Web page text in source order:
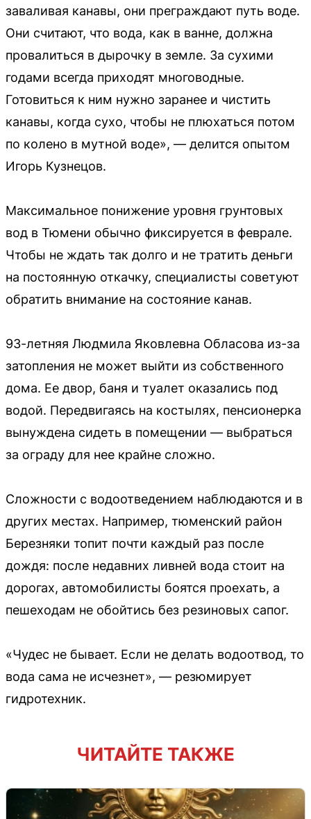
заваливая канавы, они преграждают путь воде.
Они считают, что вода, как в ванне, должна
провалиться в дырочку в земле. За сухими
годами всегда приходят многоводные.
Готовиться к ним нужно заранее и чистить
канавы, когда сухо, чтобы не плюхаться потом
по колено в мутной воде», — делится опытом
Игорь Кузнецов.
Максимальное понижение уровня грунтовых
вод в Тюмени обычно фиксируется в феврале.
Чтобы не ждать так долго и не тратить деньги
на постоянную откачку, специалисты советуют
обратить внимание на состояние канав.
93-летняя Людмила Яковлевна Обласова из-за
затопления не может выйти из собственного
дома. Ее двор, баня и туалет оказались под
водой. Передвигаясь на костылях, пенсионерка
вынуждена сидеть в помещении — выбраться
за ограду для нее крайне сложно.
Сложности с водоотведением наблюдаются и в
других местах. Например, тюменский район
Березняки топит почти каждый раз после
дождя: после недавних ливней вода стоит на
дорогах, автомобилисты боятся проехать, а
пешеходам не обойтись без резиновых сапог.
«Чудес не бывает. Если не делать водоотвод, то
вода сама не исчезнет», — резюмирует
гидротехник.
ЧИТАЙТЕ ТАКЖЕ